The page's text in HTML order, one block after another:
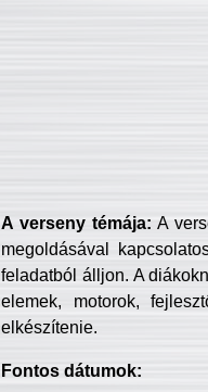
A verseny témája: A
megoldásával
feladatból álljon. A
elemek, motorok,
elkészítenie.
Fontos dátumok: